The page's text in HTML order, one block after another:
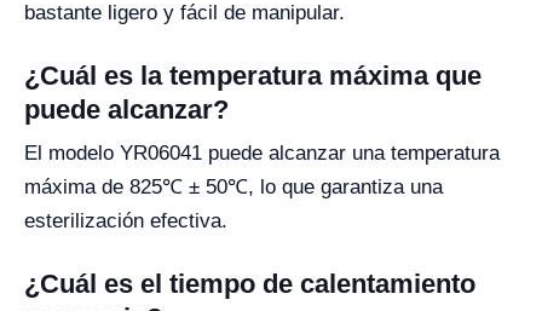
bastante ligero y fácil de manipular.
¿Cuál es la temperatura máxima que
puede alcanzar?
El modelo YR06041 puede alcanzar una temperatura
máxima de 825℃ ± 50℃, lo que garantiza una
esterilización efectiva.
¿Cuál es el tiempo de calentamiento